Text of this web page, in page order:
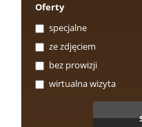
Oferty
specjalne
ze zdjęciem
bez prowizji
wirtualna wizyta